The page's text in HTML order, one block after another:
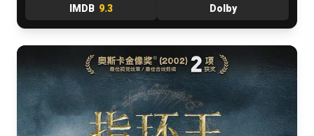
IMDB 9.3 Dolby